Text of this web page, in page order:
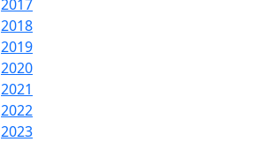
2017
2018
2019
2020
2021
2022
2023